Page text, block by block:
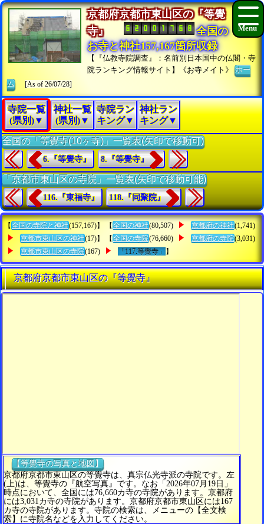
京都府京都市東山区の『等覺
寺』
全国の
お寺と神社157,167箇所収録
【『仏教寺院調査』：名前別日本国中の仏閣・寺
院ランキング情報サイト】《お寺メイト》ホー
ム
[As of 26/07/28]
寺院一覧
(県別)▼
神社一覧
(県別)▼
寺院ラン
キング▼
神社ラン
キング▼
全国の「等覺寺(10ヶ寺)」一覧表(矢印で移動可)
6.『等覺寺』 8.『等覺寺』
「京都市東山区の寺院」一覧表(矢印で移動可能)
116.『東福寺』 118.『同聚院』
【 全国の寺院と神社(157,167)】 【 全国の神社(80,507) 京都府の神社(1,741)
京都市東山区の神社(17)】 【 全国の寺院(76,660) 京都府の寺院(3,031)
京都市東山区の寺院(167) 「117.等覺寺」 】
京都府京都市東山区の『等覺寺』
【等覺寺の写真と地図】
京都府京都市東山区の等覺寺は、真宗仏光寺派の寺院です。左
(上)は、等覺寺の『航空写真』です。なお「2026年07月19日」
時点において、全国には76,660カ寺の寺院があります。京都府
には3,031カ寺の寺院があります。京都府京都市東山区には167
カ寺の寺院があります。寺院の検索は、メニューの【全文検
索】に寺院名などを入力してください。